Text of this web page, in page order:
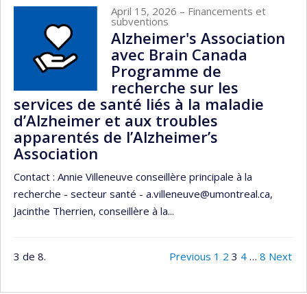
April 15, 2026 – Financements et
subventions
Alzheimer's Association
avec Brain Canada
Programme de
recherche sur les
services de santé liés à la maladie
d’Alzheimer et aux troubles
apparentés de l’Alzheimer’s
Association
Contact : Annie Villeneuve conseillère principale à la
recherche - secteur santé - a.villeneuve@umontreal.ca,
Jacinthe Therrien, conseillère à la...
3 de 8. Previous 1 2 3 4 … 8 Next